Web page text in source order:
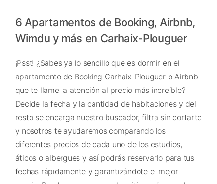
6 Apartamentos de Booking, Airbnb,
Wimdu y más en Carhaix-Plouguer
¡Psst! ¿Sabes ya lo sencillo que es dormir en el
apartamento de Booking Carhaix-Plouguer o Airbnb
que te llame la atención al precio más increíble?
Decide la fecha y la cantidad de habitaciones y del
resto se encarga nuestro buscador, filtra sin cortarte
y nosotros te ayudaremos comparando los
diferentes precios de cada uno de los estudios,
áticos o albergues y así podrás reservarlo para tus
fechas rápidamente y garantizándote el mejor